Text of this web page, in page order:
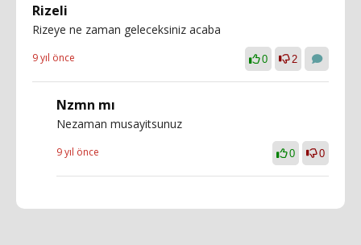
Rizeli
Rizeye ne zaman geleceksiniz acaba
9 yıl önce 0 2
Nzmn mı
Nezaman musayitsunuz
9 yıl önce 0 0